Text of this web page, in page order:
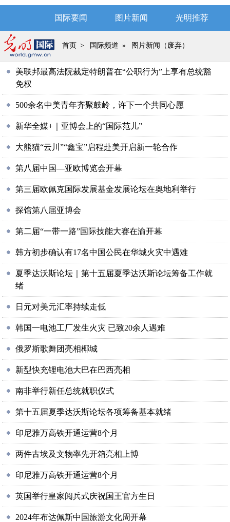
国际要闻 图片新闻 光明推荐
首页 > 国际频道 » 图片新闻（废弃）
美联邦最高法院裁定特朗普在“公职行为”上享有总统豁
免权
500余名中美青年齐聚鼓岭，许下一个共同心愿
新华全媒+｜亚博会上的“国际范儿”
大熊猫“云川”“鑫宝”启程赴美开启新一轮合作
第八届中国—亚欧博览会开幕
第三届欧佩克国际发展基金发展论坛在奥地利举行
探馆第八届亚博会
第二届“一带一路”国际技能大赛在渝开幕
韩方初步确认有17名中国公民在华城火灾中遇难
夏季达沃斯论坛｜第十五届夏季达沃斯论坛筹备工作就
绪
日元对美元汇率持续走低
韩国一电池工厂发生火灾 已致20余人遇难
俄罗斯歌舞团亮相椰城
新型快充锂电池大巴在巴西亮相
南非举行新任总统就职仪式
第十五届夏季达沃斯论坛各项筹备基本就绪
印尼雅万高铁开通运营8个月
两件古埃及文物率先开箱亮相上博
印尼雅万高铁开通运营8个月
英国举行皇家阅兵式庆祝国王官方生日
2024年布达佩斯中国旅游文化周开幕